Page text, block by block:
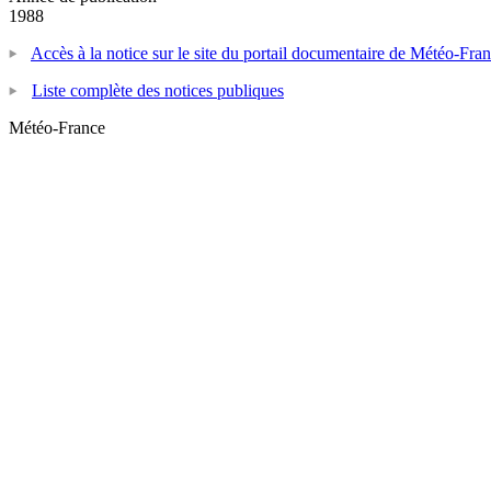
1988
Accès à la notice sur le site du portail documentaire de Météo-
Liste complète des notices publiques
Météo-France